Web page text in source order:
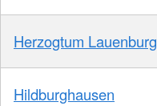
Herzogtum Lauenburg
Hildburghausen